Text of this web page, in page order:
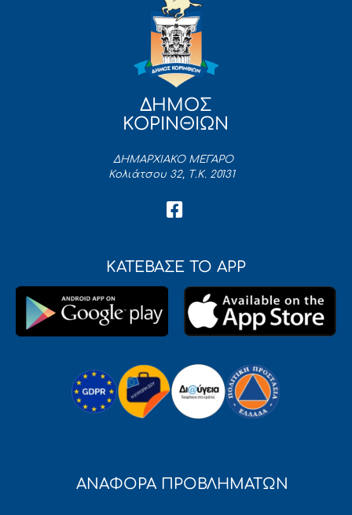
ΔΗΜΟΣ
ΚΟΡΙΝΘΙΩΝ
ΔΗΜΑΡΧΙΑΚΟ ΜΕΓΑΡΟ
Κολιάτσου 32, Τ.Κ. 20131
ΚΑΤΕΒΑΣΕ ΤΟ APP
ΑΝΑΦΟΡΑ ΠΡΟΒΛΗΜΑΤΩΝ